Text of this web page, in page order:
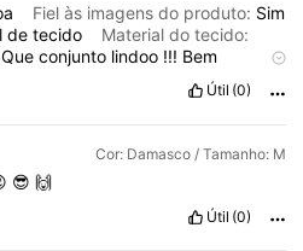
Fiel às imagens do produto: Sim
detecido
Material do tecido:
Queconjunto lindoo !!! Bem
As
partedobusto
Útil (0)
Cor: Damasco / Tamanho: M
😎 🙌
Útil (0)